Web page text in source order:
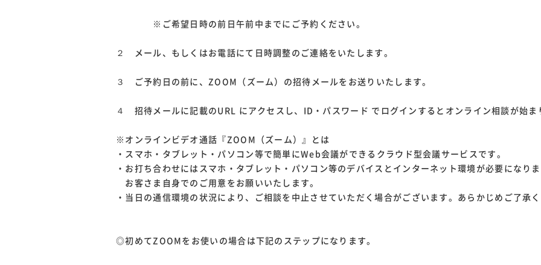
※ご希望日時の前日午前中までにご予約ください。
２ メール、もしくはお電話にて日時調整のご連絡をいたします。
３ ご予約日の前に、ZOOM（ズーム）の招待メールをお送りいたします。
４ 招待メールに記載のURL にアクセスし、ID・パスワード でログインするとオンライン相談が始ま
※オンラインビデオ通話『ZOOM（ズーム）』とは
・スマホ・タブレット・パソコン等で簡単にWeb会議ができるクラウド型会議サービスです。
・お打ち合わせにはスマホ・タブレット・パソコン等のデバイスとインターネット環境が必要になりま
お客さま自身でのご用意をお願いいたします。
・当日の通信環境の状況により、ご相談を中止させていただく場合がございます。あらかじめご了承く
◎初めてZOOMをお使いの場合は下記のステップになります。